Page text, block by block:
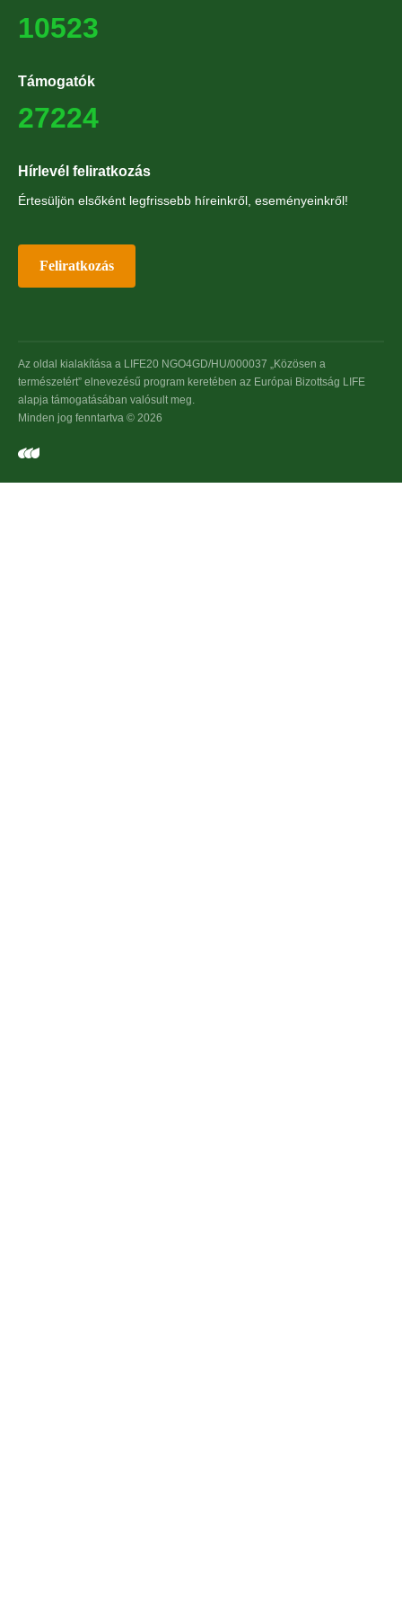
10523
Támogatók
27224
Hírlevél feliratkozás
Értesüljön elsőként legfrissebb híreinkről, eseményeinkről!
Feliratkozás
Az oldal kialakítása a LIFE20 NGO4GD/HU/000037 „Közösen a
természetért” elnevezésű program keretében az Európai Bizottság LIFE
alapja támogatásában valósult meg.
Minden jog fenntartva © 2026